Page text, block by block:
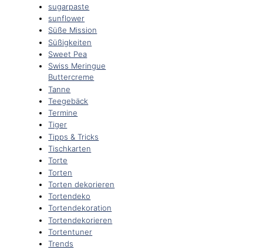
sugarpaste
sunflower
Süße Mission
Süßigkeiten
Sweet Pea
Swiss Meringue
Buttercreme
Tanne
Teegebäck
Termine
Tiger
Tipps & Tricks
Tischkarten
Torte
Torten
Torten dekorieren
Tortendeko
Tortendekoration
Tortendekorieren
Tortentuner
Trends